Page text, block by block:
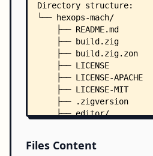
Directory structure:
└── hexops-mach/
    ├── README.md
    ├── build.zig
    ├── build.zig.zon
    ├── LICENSE
    ├── LICENSE-APACHE
    ├── LICENSE-MIT
    ├── .zigversion
    ├── editor/
    │   └── init-project/
Files Content